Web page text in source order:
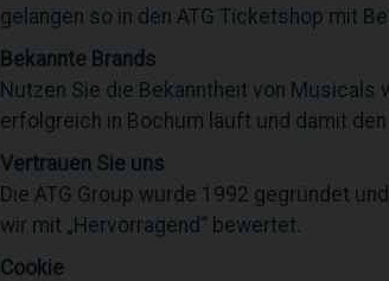
gelangen so in den ATG Ticketshop mit
Bekannte Brands
Nutzen Sie die Bekanntheit von
erfolgreich in Bochum läuft und damit
Vertrauen Sie uns
Die ATG Group wurde 1992 gegründet
wir mit „Hervorragend“ bewertet.
Cookie